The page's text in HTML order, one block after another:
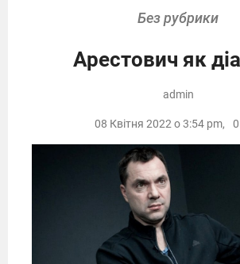
Без рубрики
Арестович як
admin
08 Квітня 2022 о 3:54 pm, 0